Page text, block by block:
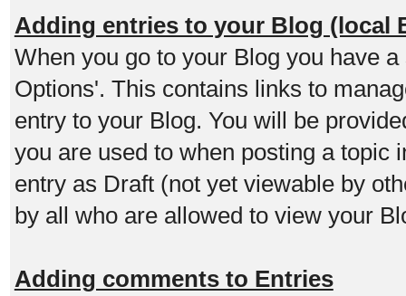
Adding entries to your Blog (local
When you go to your Blog you have
Options'. This contains links to
entry to your Blog. You will be
you are used to when posting a topic
entry as Draft (not yet viewable by
by all who are allowed to view your
Adding comments to Entries